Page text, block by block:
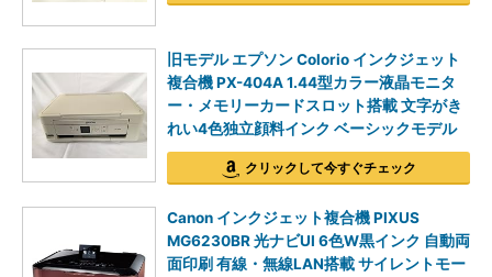
旧モデル エプソン Colorio インクジェット
複合機 PX-404A 1.44型カラー液晶モニタ
ー・メモリーカードスロット搭載 文字がき
れい4色独立顔料インク ベーシックモデル
クリックして今すぐチェック
Canon インクジェット複合機 PIXUS
MG6230BR 光ナビUI 6色W黒インク 自動両
面印刷 有線・無線LAN搭載 サイレントモー